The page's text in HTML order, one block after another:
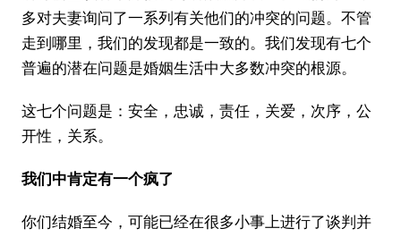
多对夫妻询问了一系列有关他们的冲突的问题。不管
走到哪里，我们的发现都是一致的。我们发现有七个
普遍的潜在问题是婚姻生活中大多数冲突的根源。
这七个问题是：安全，忠诚，责任，关爱，次序，公
开性，关系。
我们中肯定有一个疯了
你们结婚至今，可能已经在很多小事上进行了谈判并